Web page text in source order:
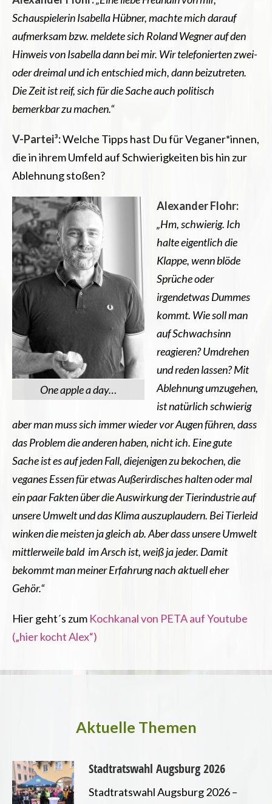
Schauspielerin Isabella Hübner, machte mich darauf
aufmerksam bzw. meldete sich Roland Wegner auf den
Hinweis von Isabella dann bei mir. Wir telefonierten zwei-
oder dreimal und ich entschied mich, dann beizutreten.
Die Zeit ist reif, sich für die Sache auch politisch
bemerkbar zu machen.“
V-Partei³:Welche Tipps hast Du für Veganer*innen,
die in ihrem Umfeld auf Schwierigkeiten bis hin zur
Ablehnung stoßen?
One apple a day…
Alexander Flohr:
„Hm, schwierig. Ich
halte eigentlich die
Klappe, wenn blöde
Sprüche oder
irgendetwas Dummes
kommt. Wie soll man
auf Schwachsinn
reagieren? Umdrehen
und reden lassen?Mit
Ablehnung umzugehen,
ist natürlich schwierig
aber man muss sich immer wieder vor Augen führen, dass
das Problem die anderen haben, nicht ich. Eine gute
Sache ist es auf jeden Fall, diejenigen zu bekochen, die
veganes Essen für etwas Außerirdisches halten oder mal
ein paar Fakten über die Auswirkung der Tierindustrie auf
unsere Umwelt und das Klima auszuplaudern. Bei Tierleid
winken die meisten ja gleich ab. Aber dass unsere Umwelt
mittlerweile bald im Arsch ist, weiß ja jeder. Damit
bekommt man meiner Erfahrung nach aktuell eher
Gehör.“
Hier geht´s zum Kochkanal von PETA auf Youtube
(„hier kocht Alex“)
Aktuelle Themen
Stadtratswahl Augsburg 2026
Stadtratswahl Augsburg 2026 –